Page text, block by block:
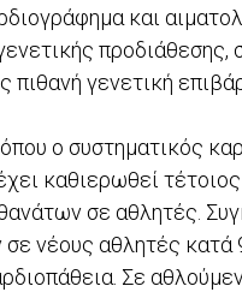
και
προδιάθεσης,
πιθανή γενετική
ο συστηματικός
καθιερωθεί
σε αθλητές.
νέους αθλητές κατά
Σε